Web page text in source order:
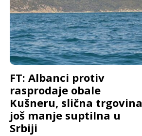
FT: Albanci protiv
rasprodaje obale
Kušneru, slična trgovina
još manje suptilna u
Srbiji